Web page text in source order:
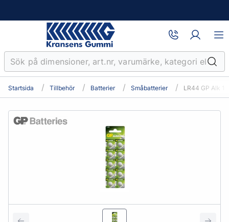
Startsida Tillbehör Batterier Småbatterier LR44 GP Alk